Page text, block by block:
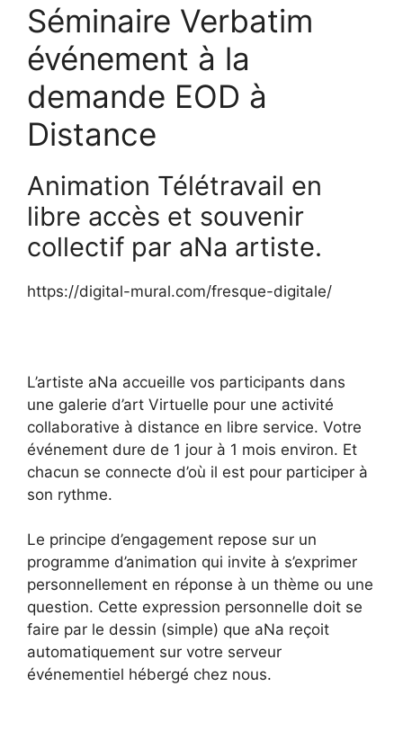
Séminaire Verbatim
événement à la
demande EOD à
Distance
Animation Télétravail en
libre accès et souvenir
collectif par aNa artiste.
https://digital-mural.com/fresque-digitale/
L’artiste aNa accueille vos participants dans
une galerie d’art Virtuelle pour une activité
collaborative à distance en libre service. Votre
événement dure de 1 jour à 1 mois environ. Et
chacun se connecte d’où il est pour participer à
son rythme.
Le principe d’engagement repose sur un
programme d’animation qui invite à s’exprimer
personnellement en réponse à un thème ou une
question. Cette expression personnelle doit se
faire par le dessin (simple) que aNa reçoit
automatiquement sur votre serveur
événementiel hébergé chez nous.